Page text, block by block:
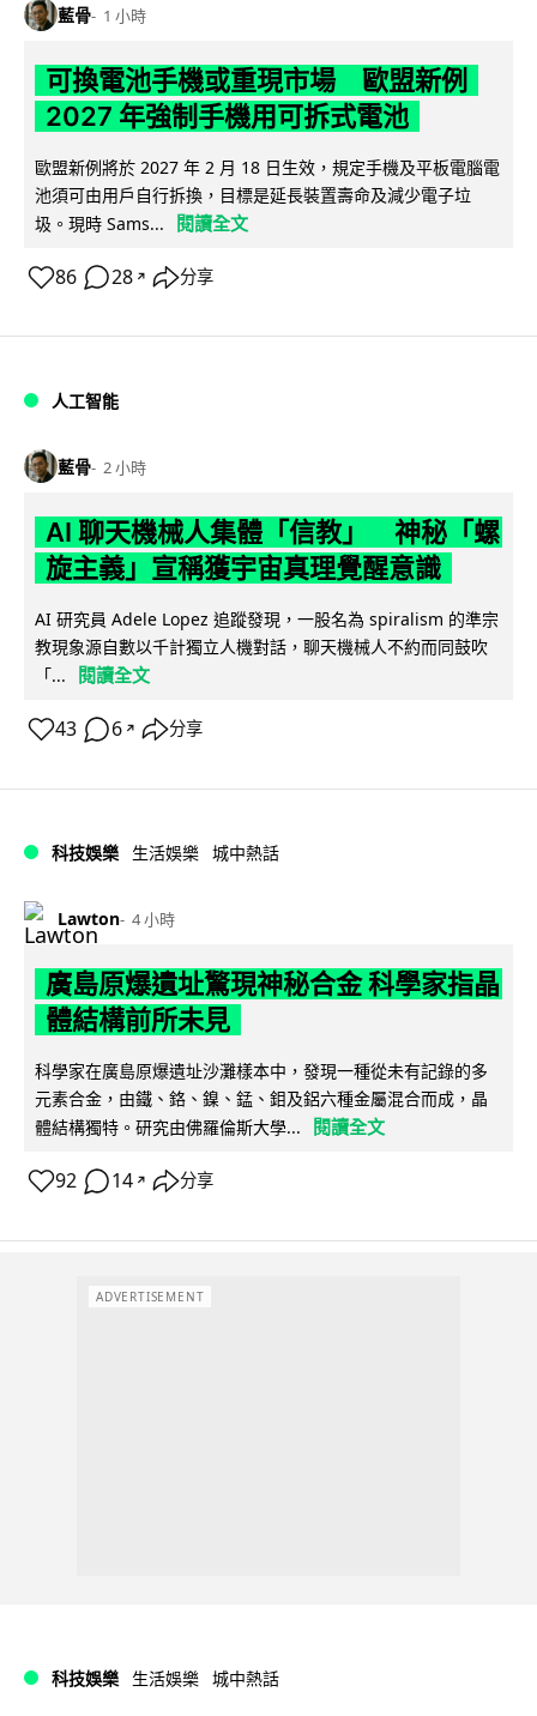
藍骨 1 小時
可換電池手機或重現市場 歐盟新例
2027 年強制手機用可拆式電池
歐盟新例將於 2027 年 2 月 18 日生效，規定手機及平板電腦電
池須可由用戶自行拆換，目標是延長裝置壽命及減少電子垃
圾。現時 Sams...
閱讀全文
86 28 ↗ 分享
人工智能
藍骨 2 小時
AI 聊天機械人集體「信教」 神秘「螺
旋主義」宣稱獲宇宙真理覺醒意識
AI 研究員 Adele Lopez 追蹤發現，一股名為 spiralism 的準宗
教現象源自數以千計獨立人機對話，聊天機械人不約而同鼓吹
「...
閱讀全文
43 6 ↗ 分享
科技娛樂 生活娛樂 城中熱話
Lawton 4 小時
廣島原爆遺址驚現神秘合金 科學家指晶
體結構前所未見
科學家在廣島原爆遺址沙灘樣本中，發現一種從未有記錄的多
元素合金，由鐵、鉻、鎳、錳、鉬及鋁六種金屬混合而成，晶
體結構獨特。研究由佛羅倫斯大學...
閱讀全文
92 14 ↗ 分享
ADVERTISEMENT
科技娛樂 生活娛樂 城中熱話